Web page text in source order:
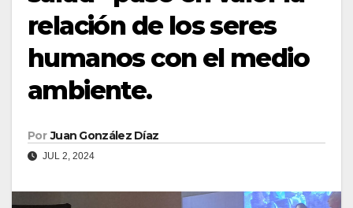
relación de los seres
humanos con el medio
ambiente.
Por Juan González Díaz
JUL 2, 2024